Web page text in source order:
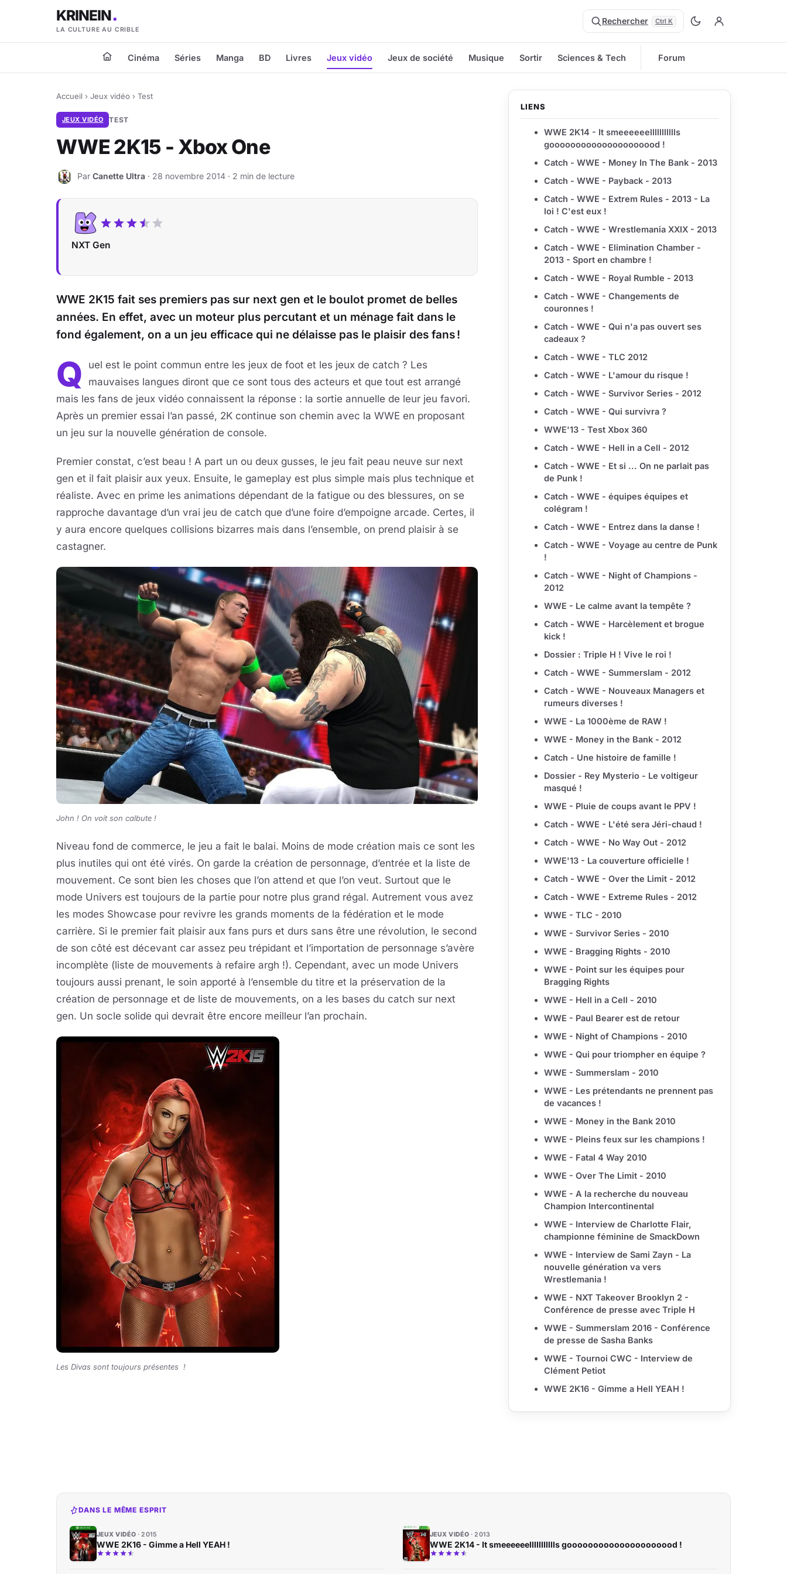
KRINEIN
LA CULTURE AU CRIBLE
Rechercher Ctrl K
Cinéma Séries Manga BD Livres Jeux vidéo Jeux de société Musique Sortir Sciences & Tech Forum
Accueil › Jeux vidéo › Test
JEUX VIDÉO TEST
WWE 2K15 - Xbox One
C Par Canette Ultra · 28 novembre 2014 · 2 min de lecture
NXT Gen
WWE 2K15 fait ses premiers pas sur next gen et le boulot promet de belles
années. En effet, avec un moteur plus percutant et un ménage fait dans le
fond également, on a un jeu efficace qui ne délaisse pas le plaisir des fans !
Q
uel est le point commun entre les jeux de foot et les jeux de catch ? Les
mauvaises langues diront que ce sont tous des acteurs et que tout est arrangé
mais les fans de jeux vidéo connaissent la réponse : la sortie annuelle de leur jeu favori.
Après un premier essai l’an passé, 2K continue son chemin avec la WWE en proposant
un jeu sur la nouvelle génération de console.
Premier constat, c’est beau ! A part un ou deux gusses, le jeu fait peau neuve sur next
gen et il fait plaisir aux yeux. Ensuite, le gameplay est plus simple mais plus technique et
réaliste. Avec en prime les animations dépendant de la fatigue ou des blessures, on se
rapproche davantage d’un vrai jeu de catch que d’une foire d’empoigne arcade. Certes, il
y aura encore quelques collisions bizarres mais dans l’ensemble, on prend plaisir à se
castagner.
John ! On voit son calbute !
Niveau fond de commerce, le jeu a fait le balai. Moins de mode création mais ce sont les
plus inutiles qui ont été virés. On garde la création de personnage, d’entrée et la liste de
mouvement. Ce sont bien les choses que l’on attend et que l’on veut. Surtout que le
mode Univers est toujours de la partie pour notre plus grand régal. Autrement vous avez
les modes Showcase pour revivre les grands moments de la fédération et le mode
carrière. Si le premier fait plaisir aux fans purs et durs sans être une révolution, le second
de son côté est décevant car assez peu trépidant et l’importation de personnage s’avère
incomplète (liste de mouvements à refaire argh !). Cependant, avec un mode Univers
toujours aussi prenant, le soin apporté à l’ensemble du titre et la préservation de la
création de personnage et de liste de mouvements, on a les bases du catch sur next
gen. Un socle solide qui devrait être encore meilleur l’an prochain.
Les Divas sont toujours présentes !
LIENS
WWE 2K14 - It smeeeeeellllllllllls
gooooooooooooooooooood !
Catch - WWE - Money In The Bank - 2013
Catch - WWE - Payback - 2013
Catch - WWE - Extrem Rules - 2013 - La
loi ! C'est eux !
Catch - WWE - Wrestlemania XXIX - 2013
Catch - WWE - Elimination Chamber -
2013 - Sport en chambre !
Catch - WWE - Royal Rumble - 2013
Catch - WWE - Changements de
couronnes !
Catch - WWE - Qui n'a pas ouvert ses
cadeaux ?
Catch - WWE - TLC 2012
Catch - WWE - L'amour du risque !
Catch - WWE - Survivor Series - 2012
Catch - WWE - Qui survivra ?
WWE'13 - Test Xbox 360
Catch - WWE - Hell in a Cell - 2012
Catch - WWE - Et si ... On ne parlait pas
de Punk !
Catch - WWE - équipes équipes et
colégram !
Catch - WWE - Entrez dans la danse !
Catch - WWE - Voyage au centre de Punk
!
Catch - WWE - Night of Champions -
2012
WWE - Le calme avant la tempête ?
Catch - WWE - Harcèlement et brogue
kick !
Dossier : Triple H ! Vive le roi !
Catch - WWE - Summerslam - 2012
Catch - WWE - Nouveaux Managers et
rumeurs diverses !
WWE - La 1000ème de RAW !
WWE - Money in the Bank - 2012
Catch - Une histoire de famille !
Dossier - Rey Mysterio - Le voltigeur
masqué !
WWE - Pluie de coups avant le PPV !
Catch - WWE - L'été sera Jéri-chaud !
Catch - WWE - No Way Out - 2012
WWE'13 - La couverture officielle !
Catch - WWE - Over the Limit - 2012
Catch - WWE - Extreme Rules - 2012
WWE - TLC - 2010
WWE - Survivor Series - 2010
WWE - Bragging Rights - 2010
WWE - Point sur les équipes pour
Bragging Rights
WWE - Hell in a Cell - 2010
WWE - Paul Bearer est de retour
WWE - Night of Champions - 2010
WWE - Qui pour triompher en équipe ?
WWE - Summerslam - 2010
WWE - Les prétendants ne prennent pas
de vacances !
WWE - Money in the Bank 2010
WWE - Pleins feux sur les champions !
WWE - Fatal 4 Way 2010
WWE - Over The Limit - 2010
WWE - A la recherche du nouveau
Champion Intercontinental
WWE - Interview de Charlotte Flair,
championne féminine de SmackDown
WWE - Interview de Sami Zayn - La
nouvelle génération va vers
Wrestlemania !
WWE - NXT Takeover Brooklyn 2 -
Conférence de presse avec Triple H
WWE - Summerslam 2016 - Conférence
de presse de Sasha Banks
WWE - Tournoi CWC - Interview de
Clément Petiot
WWE 2K16 - Gimme a Hell YEAH !
DANS LE MÊME ESPRIT
JEUX VIDÉO 2015
WWE 2K16 - Gimme a Hell YEAH !
JEUX VIDÉO 2013
WWE 2K14 - It smeeeeeellllllllllls gooooooooooooooooooood !